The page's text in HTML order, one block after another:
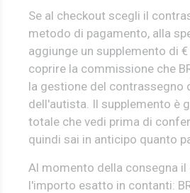
Se al checkout scegli il
metodo di pagamento, alla
aggiunge un supplemento di €
coprire la commissione che
la gestione del contrassegno
dell'autista. Il supplemento è
totale che vedi prima di
quindi sai in anticipo quanto
Al momento della consegna
l'importo esatto in contanti: